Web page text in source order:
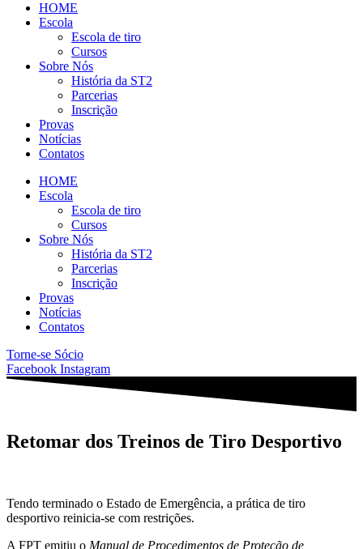
HOME
Escola
Escola de tiro
Cursos
Sobre Nós
História da ST2
Parcerias
Inscrição
Provas
Notícias
Contatos
HOME
Escola
Escola de tiro
Cursos
Sobre Nós
História da ST2
Parcerias
Inscrição
Provas
Notícias
Contatos
Torne-se Sócio
Facebook Instagram
Retomar dos Treinos de Tiro Desportivo
Tendo terminado o Estado de Emergência, a prática de tiro
desportivo reinicia-se com restrições.
A FPT emitiu o Manual de Procedimentos de Proteção de